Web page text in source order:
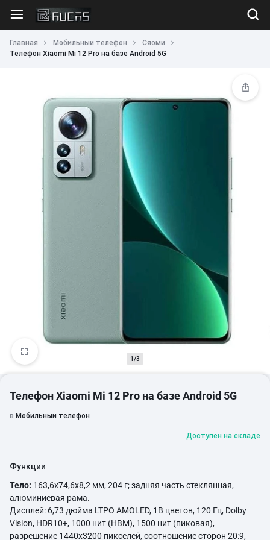
Главная Мобильный телефон
Сяоми
Телефон Xiaomi Mi 12 Pro на базе Android 5G
1/3
Телефон Xiaomi Mi 12 Pro на базе Android 5G
в Мобильный телефон
Доступен на складе
Функции
Тело: 163,6x74,6x8,2 мм, 204 г; задняя часть стеклянная,
алюминиевая рама.
Дисплей: 6,73 дюйма LTPO AMOLED, 1B цветов, 120 Гц, Dolby
Vision, HDR10+, 1000 нит (HBM), 1500 нит (пиковая),
разрешение 1440x3200 пикселей, соотношение сторон 20:9,